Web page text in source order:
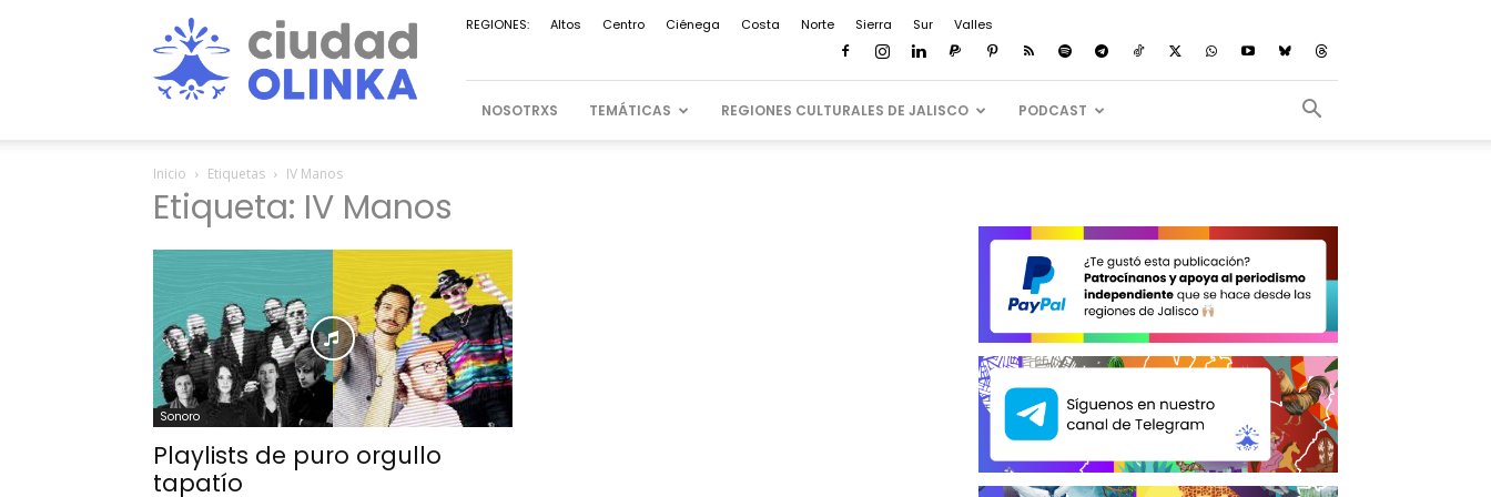
Ciudad
Olinka
REGIONES: Altos Centro Ciénega Costa Norte Sierra Sur Valles
NOSOTRXS TEMÁTICAS REGIONES CULTURALES DE JALISCO PODCAST
Inicio Etiquetas IV Manos
Etiqueta: IV Manos
Sonoro
Playlists de puro orgullo
tapatío